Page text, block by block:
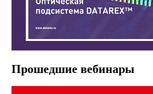
Прошедшие вебинары